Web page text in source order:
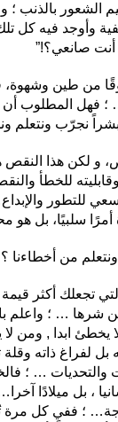
بالذنب ؛
وأوجد فيه كل
أنت صانعي؟!”
من طين
فهل المطلوب أن
بشراً نجرّب ونتعلم
و لكن هذا
للخطأ
للتطور
سلبيًا، بل هو
من أخطاءنا ؟
تجعلك أكثر
شرها … ؛ واعلم
يخطئ ابدا , ومن
بل لفراغ ذاته وقلة
والتحديات … ؛
، بل ميلادًا
؛ ففي كل مرة